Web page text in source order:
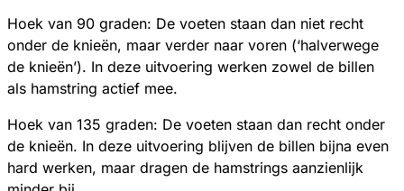
Hoek van 90 graden: De voeten staan dan niet recht
onder de knieën, maar verder naar voren (‘halverwege
de knieën’). In deze uitvoering werken zowel de billen
als hamstring actief mee.
Hoek van 135 graden: De voeten staan dan recht onder
de knieën. In deze uitvoering blijven de billen bijna even
hard werken, maar dragen de hamstrings aanzienlijk